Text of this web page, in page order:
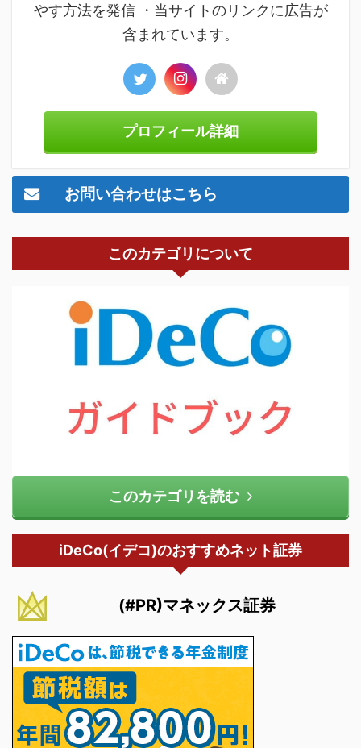
やす方法を発信 ・当サイトのリンクに広告が
含まれています。
プロフィール詳細
お問い合わせはこちら
このカテゴリについて
このカテゴリを読む
iDeCo(イデコ)のおすすめネット証券
(#PR)マネックス証券